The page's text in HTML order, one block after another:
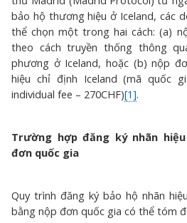
bảo hộ thương hiệu ở Iceland, các
thể chọn một trong hai cách: (a)
theo cách truyền thống thông
phương ở Iceland, hoặc (b) nộp
hiệu chỉ định Iceland (mã quốc
individual fee – 270CHF)[1].
Trường hợp đăng ký nhãn
đơn quốc gia
Quy trình đăng ký bảo hộ nhãn
bằng nộp đơn quốc gia có thể tóm